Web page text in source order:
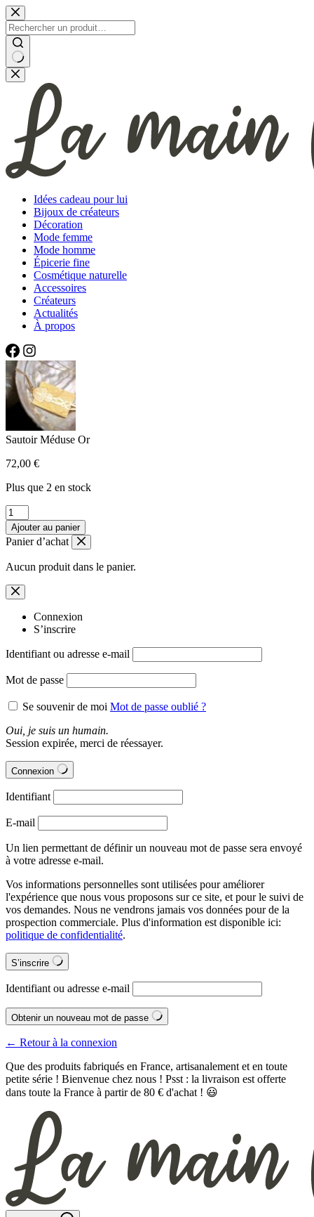
Passer
au
contenu
Aucun
résultat
Idées cadeau pour lui
Bijoux de créateurs
Décoration
Mode femme
Mode homme
Épicerie fine
Cosmétique naturelle
Accessoires
Créateurs
Actualités
À propos
Sautoir Méduse Or
72,00 €
Plus que 2 en stock
quantité
de
Sautoir
Méduse
Or
Ajouter au panier
Panier d’achat
Aucun produit dans le panier.
Connexion
S’inscrire
Identifiant ou adresse e-mail
Mot de passe
Se souvenir de moi Mot de passe oublié ?
Oui, je suis un humain.
Session expirée, merci de réessayer.
Connexion
Identifiant
E-mail
Un lien permettant de définir un nouveau mot de passe sera envoyé
à votre adresse e-mail.
Vos informations personnelles sont utilisées pour améliorer
l'expérience que nous vous proposons sur ce site, et pour le suivi de
vos demandes. Nous ne vendrons jamais vos données pour de la
prospection commerciale. Plus d'information est disponible ici:
politique de confidentialité.
S’inscrire
Identifiant ou adresse e-mail
Obtenir un nouveau mot de passe
← Retour à la connexion
Que des produits fabriqués en France, artisanalement et en toute
petite série ! Bienvenue chez nous ! Psst : la livraison est offerte
dans toute la France à partir de 80 € d'achat ! 😃